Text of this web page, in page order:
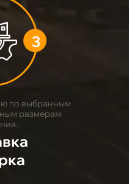
по выбранным
размерам